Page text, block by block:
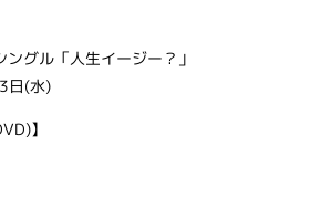
グル「人生イージー？」
日(水)
】